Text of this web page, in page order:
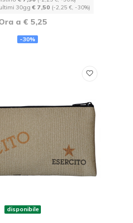
30gg € 7,50 (-2,25 €, -30%)
a € 5,25
-30%
disponibile